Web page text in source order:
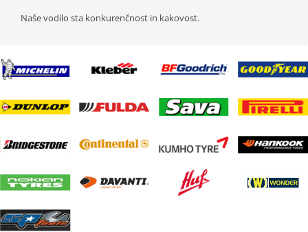
Naše vodilo sta konkurenčnost in kakovost.